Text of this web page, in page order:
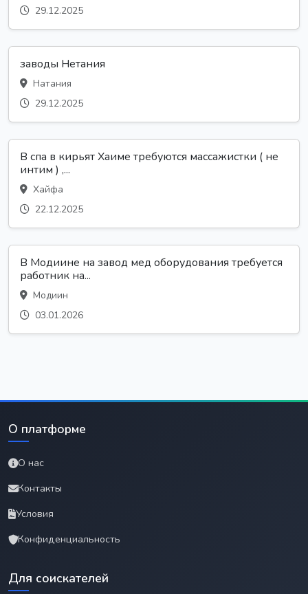
29.12.2025
заводы Нетания
Натания
29.12.2025
В спа в кирьят Хаиме требуются массажистки ( не
интим ) ,...
Хайфа
22.12.2025
В Модиине на завод мед оборудования требуется
работник на...
Модиин
03.01.2026
О платформе
О нас
Контакты
Условия
Конфиденциальность
Для соискателей